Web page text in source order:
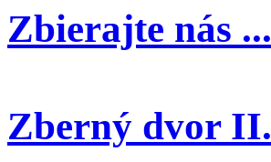
Zbierajte nás ...
Zberný dvor II.